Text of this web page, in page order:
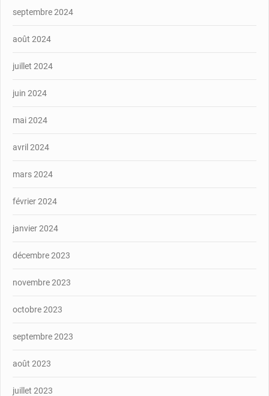
septembre 2024
août 2024
juillet 2024
juin 2024
mai 2024
avril 2024
mars 2024
février 2024
janvier 2024
décembre 2023
novembre 2023
octobre 2023
septembre 2023
août 2023
juillet 2023